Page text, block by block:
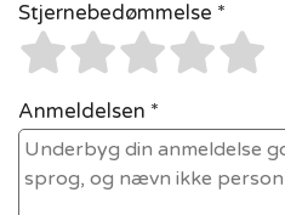
Stjernebedømmelse *
Anmeldelsen *